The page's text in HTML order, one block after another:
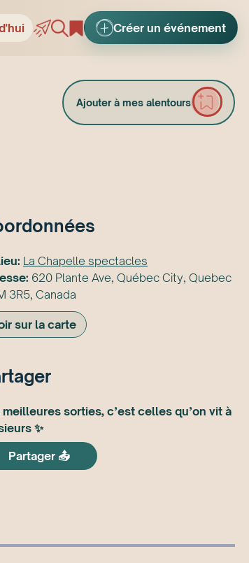
Créer un événement
Ajouter à mes alentours
La Chapelle spectacles
620 Plante Ave, Québec City, Quebec
3R5, Canada
sur la carte
meilleures sorties, c’est celles qu’on vit à
✨
Partager 📤